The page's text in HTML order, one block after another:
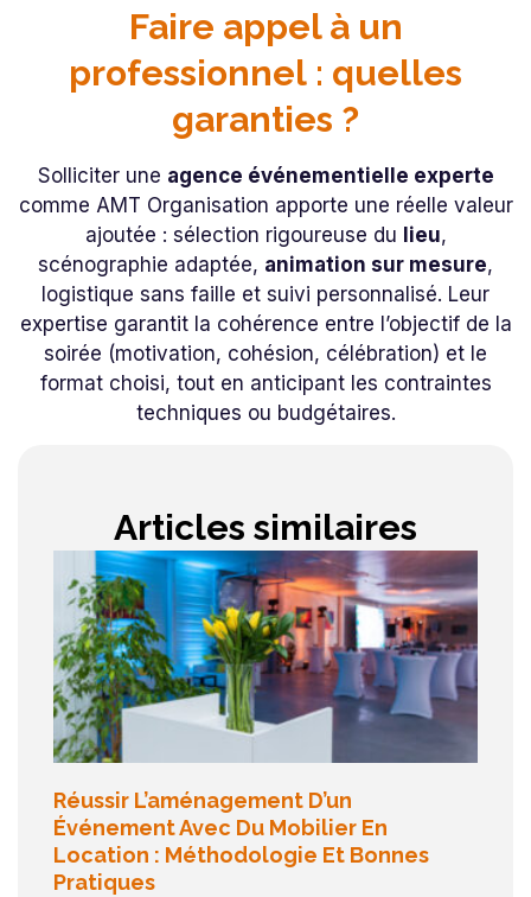
Faire appel à un
professionnel : quelles
garanties ?
Solliciter une agence événementielle experte
comme AMT Organisation apporte une réelle valeur
ajoutée : sélection rigoureuse du lieu,
scénographie adaptée, animation sur mesure,
logistique sans faille et suivi personnalisé. Leur
expertise garantit la cohérence entre l’objectif de la
soirée (motivation, cohésion, célébration) et le
format choisi, tout en anticipant les contraintes
techniques ou budgétaires.
Articles similaires
Réussir L’aménagement D’un
Événement Avec Du Mobilier En
Location : Méthodologie Et Bonnes
Pratiques